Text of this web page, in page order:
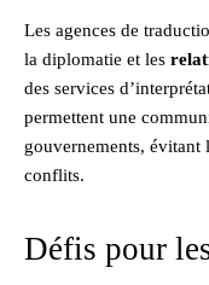
Les agences de
la diplomatie et les
des services
permettent une
gouvernements, évitant
conflits.
Défis pour